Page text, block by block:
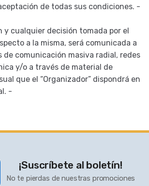
de todas sus condiciones. -
y cualquier decisión tomada por el
a la misma, será comunicada a
de comunicación masiva radial, redes
y/o a través de material de
que el “Organizador” dispondrá en
-
¡Suscríbete al boletín!
No te pierdas de nuestras promociones